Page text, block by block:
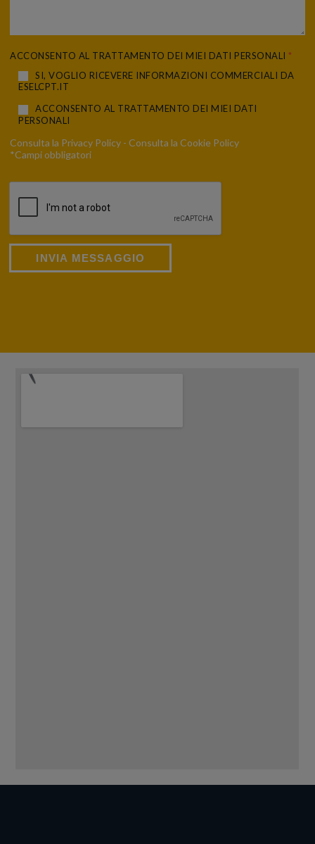
ACCONSENTO AL TRATTAMENTO DEI MIEI DATI PERSONALI *
SI, VOGLIO RICEVERE INFORMAZIONI COMMERCIALI DA
ESELCPT.IT
ACCONSENTO AL TRATTAMENTO DEI MIEI DATI
PERSONALI
Consulta la Privacy Policy - Consulta laCookie Policy
*Campi obbligatori
INVIA MESSAGGIO